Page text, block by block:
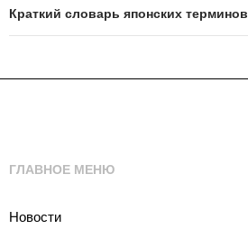
Краткий словарь японских терминов
ГЛАВНОЕ МЕНЮ
Новости